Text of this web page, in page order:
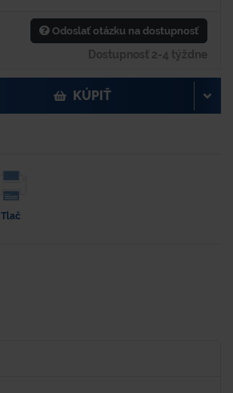
Odoslať otázku na dostupnosť
Dostupnosť 2-4 týždne
KÚPIŤ
Tlač